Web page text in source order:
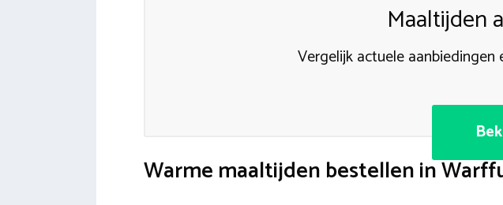
Maaltijden
Vergelijk actuele
Warme maaltijden bestellen in